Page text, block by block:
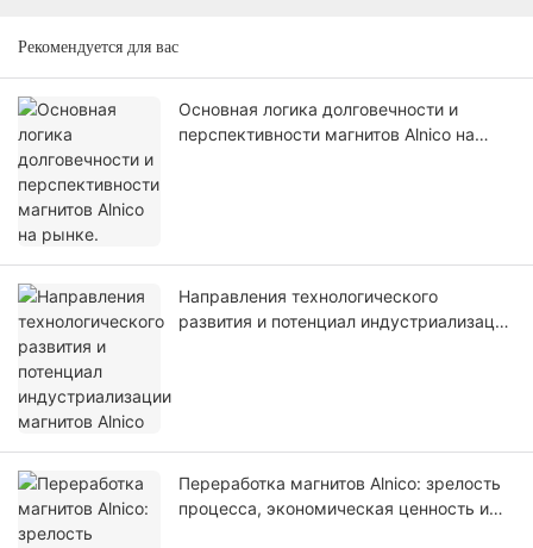
Рекомендуется для вас
Основная логика долговечности и
перспективности магнитов Alnico на
Направления технологического
развития и потенциал индустриализации
Переработка магнитов Alnico: зрелость
процесса, экономическая ценность и